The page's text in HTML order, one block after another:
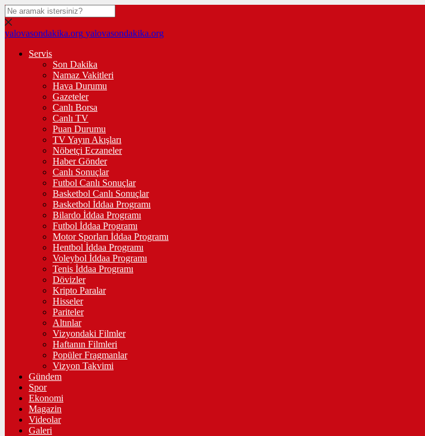
yalovasondakika.org yalovasondakika.org
Servis
Son Dakika
Namaz Vakitleri
Hava Durumu
Gazeteler
Canlı Borsa
Canlı TV
Puan Durumu
TV Yayın Akışları
Nöbetçi Eczaneler
Haber Gönder
Canlı Sonuçlar
Futbol Canlı Sonuçlar
Basketbol Canlı Sonuçlar
Basketbol İddaa Programı
Bilardo İddaa Programı
Futbol İddaa Programı
Motor Sporları İddaa Programı
Hentbol İddaa Programı
Voleybol İddaa Programı
Tenis İddaa Programı
Dövizler
Kripto Paralar
Hisseler
Pariteler
Altınlar
Vizyondaki Filmler
Haftanın Filmleri
Popüler Fragmanlar
Vizyon Takvimi
Gündem
Spor
Ekonomi
Magazin
Videolar
Galeri